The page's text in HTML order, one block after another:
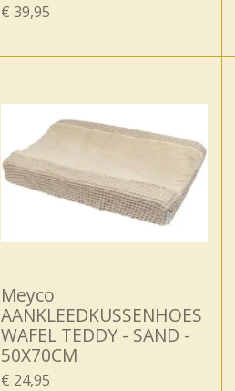
€ 39,95
Meyco
AANKLEEDKUSSENHOES
WAFEL TEDDY - SAND -
50X70CM
€ 24,95